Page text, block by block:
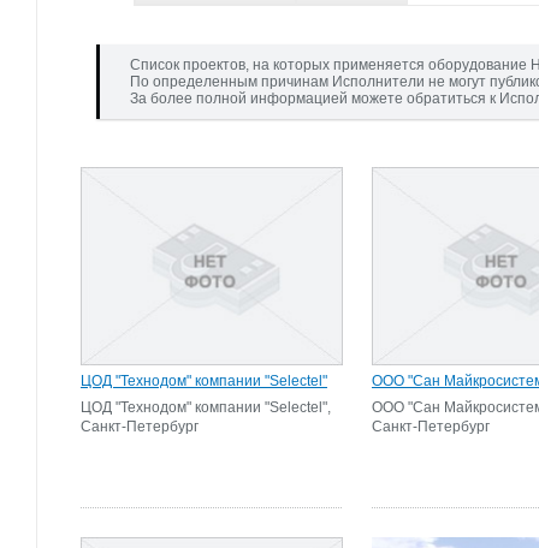
Список проектов, на которых применяется оборудование
По определенным причинам Исполнители не могут
За более полной информацией можете обратиться к
ЦОД "Технодом" компании "Selectel"
ЦОД "Технодом" компании "Selectel",
Санкт-Петербург
ООО "Сан
ООО "Сан
Санкт-Петербург